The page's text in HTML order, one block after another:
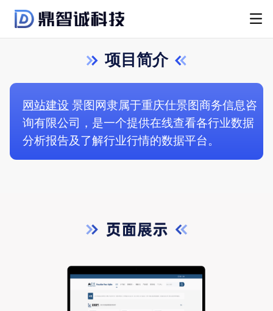
项目简介
网站建设 景图网隶属于重庆仕景图商务信息咨
询有限公司，是一个提供在线查看各行业数据
分析报告及了解行业行情的数据平台。